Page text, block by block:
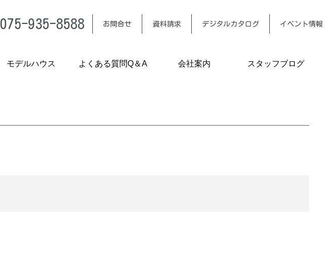
075-935-8588 お問合せ 資料請求 デジタルカタログ イベント情報
モデルハウス よくある質問Q＆A 会社案内 スタッフブログ